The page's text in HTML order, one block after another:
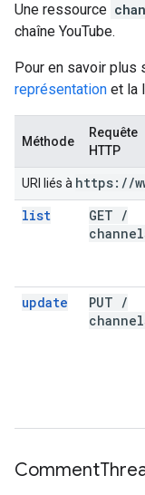
Une ressource
chaîne YouTube.
Pour en savoir plus
représentation et la
Méthode
Requête
HTTP
URI liés à https: //
list
GET /
update PUT /
Comment